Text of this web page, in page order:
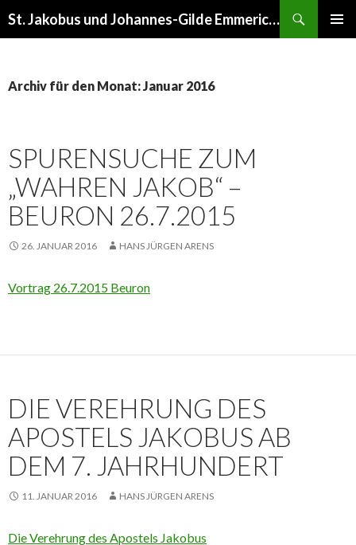
St. Jakobus und Johannes-Gilde Emmerich am Rhein
Archiv für den Monat: Januar 2016
SPURENSUCHE ZUM
„WAHREN JAKOB“ –
BEURON 26.7.2015
26. JANUAR 2016 HANS JÜRGEN ARENS
Vortrag 26.7.2015 Beuron
DIE VEREHRUNG DES
APOSTELS JAKOBUS AB
DEM 7. JAHRHUNDERT
11. JANUAR 2016 HANS JÜRGEN ARENS
Die Verehrung des Apostels Jakobus